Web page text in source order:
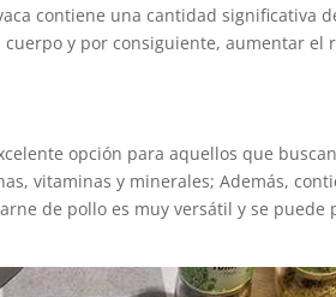
contiene una cantidad significativa
y por consiguiente, aumentar el
opción para aquellos que
vitaminas y minerales; Además,
de pollo es muy versátil y se